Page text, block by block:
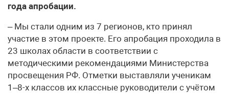
года апробации.
– Мы стали одним из 7 регионов, кто принял
участие в этом проекте. Его апробация проходила в
23 школах области в соответствии с
методическими рекомендациями Министерства
просвещения РФ. Отметки выставляли ученикам
1–8-х классов их классные руководители с учётом